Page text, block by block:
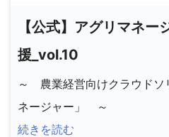
【公式】アグリマネー
援_vol.10
～ 農業経営向けクラウドソ
ネージャー」 ～
続きを読む